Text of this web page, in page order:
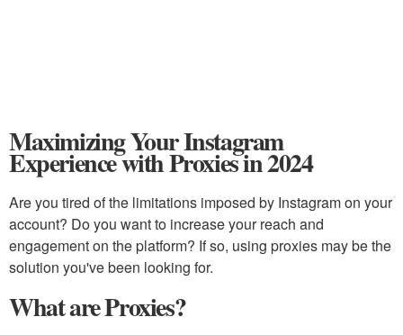
Maximizing Your Instagram
Experience with Proxies in 2024
Are you tired of the limitations imposed by Instagram on your
account? Do you want to increase your reach and
engagement on the platform? If so, using proxies may be the
solution you've been looking for.
What are Proxies?